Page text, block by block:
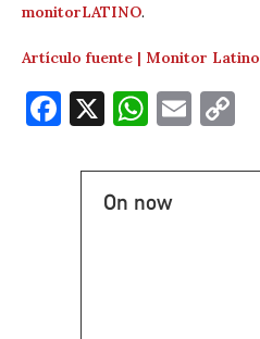
monitorLATINO.
Artículo fuente | Monitor Latino
F X W
at
s
E
ai p
On now